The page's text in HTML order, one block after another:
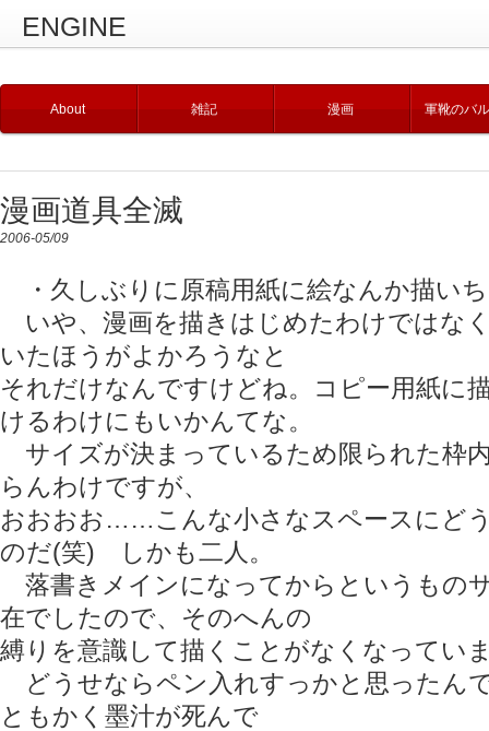
ENGINE
About 雑記 漫画 軍靴のバ
漫画道具全滅
2006-05/09
・久しぶりに原稿用紙に絵なんか描い
いや、漫画を描きはじめたわけではな
いたほうがよかろうなと
それだけなんですけどね。コピー用紙に
けるわけにもいかんてな。
サイズが決まっているため限られた枠
らんわけですが、
おおおお……こんな小さなスペースにど
のだ(笑) しかも二人。
落書きメインになってからというもの
在でしたので、そのへんの
縛りを意識して描くことがなくなってい
どうせならペン入れすっかと思ったん
ともかく墨汁が死んで